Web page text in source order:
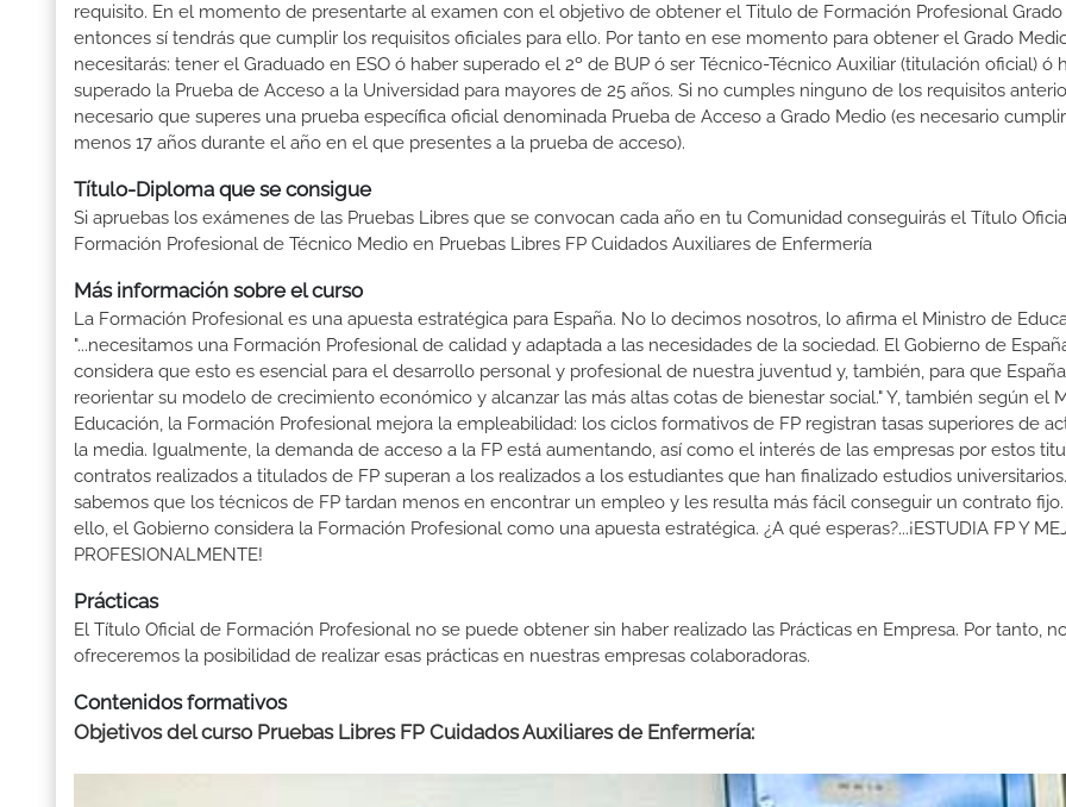
requisito. En el momento de presentarte al examen con el objetivo de obtener el Titulo de Formación Profesional
entonces sí tendrás que cumplir los requisitos oficiales para ello. Por tanto en ese momento para obtener el Grado
necesitarás: tener el Graduado en ESO ó haber superado el 2º de BUP ó ser Técnico-Técnico Auxiliar (titulación oficial) ó
superado la Prueba de Acceso a la Universidad para mayores de 25 años. Si no cumples ninguno de los requisitos
necesario que superes una prueba específica oficial denominada Prueba de Acceso a Grado Medio (es necesario
menos 17 años durante el año en el que presentes a la prueba de acceso).
Título-Diploma que se consigue
Si apruebas los exámenes de las Pruebas Libres que se convocan cada año en tu Comunidad conseguirás el Título
Formación Profesional de Técnico Medio en Pruebas Libres FP Cuidados Auxiliares de Enfermería
Más información sobre el curso
La Formación Profesional es una apuesta estratégica para España. No lo decimos nosotros, lo afirma el Ministro de
"...necesitamos una Formación Profesional de calidad y adaptada a las necesidades de la sociedad. El Gobierno de
considera que esto es esencial para el desarrollo personal y profesional de nuestra juventud y, también, para que
reorientar su modelo de crecimiento económico y alcanzar las más altas cotas de bienestar social." Y, también según el
Educación, la Formación Profesional mejora la empleabilidad: los ciclos formativos de FP registran tasas superiores de
la media. Igualmente, la demanda de acceso a la FP está aumentando, así como el interés de las empresas por estos
contratos realizados a titulados de FP superan a los realizados a los estudiantes que han finalizado estudios
sabemos que los técnicos de FP tardan menos en encontrar un empleo y les resulta más fácil conseguir un contrato
ello, el Gobierno considera la Formación Profesional como una apuesta estratégica. ¿A qué esperas?...¡ESTUDIA FP Y
PROFESIONALMENTE!
Prácticas
El Título Oficial de Formación Profesional no se puede obtener sin haber realizado las Prácticas en Empresa. Por tanto,
ofreceremos la posibilidad de realizar esas prácticas en nuestras empresas colaboradoras.
Contenidos formativos
Objetivos del curso Pruebas Libres FP Cuidados Auxiliares de Enfermería: